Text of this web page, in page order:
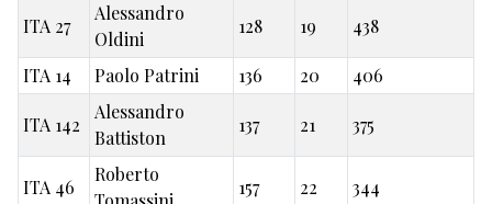
ITA 27
Alessandro
Oldini
128 19 438
ITA 14 Paolo Patrini 136 20 406
ITA 142
Alessandro
Battiston
137 21 375
ITA 46
Roberto
157 22 344